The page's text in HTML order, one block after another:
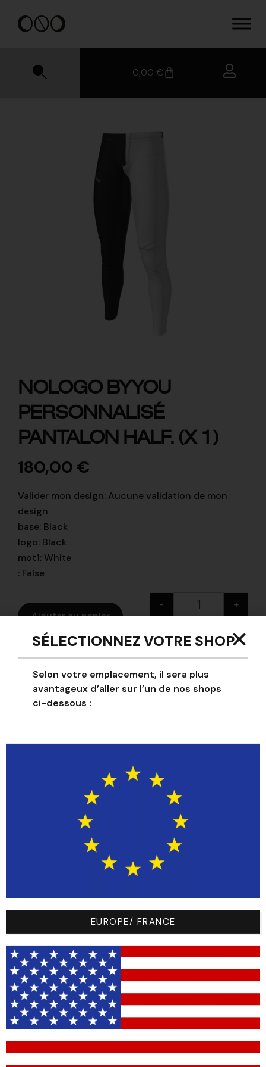
0,00 €
NOLOGO BYYOU
PERSONNALISÉ
PANTALON HALF. (X 1)
180,00 €
Valider mon design: Aucune validation de mon
design
base: Black
logo: Black
mot1: White
: False
-
+
Ajouter au panier
NOLOGO ByYou
Pantalon Half
Personnalisé
https://api.kitbuilder.co.uk/api/quoteimage/e797a3
b3-6c6d-4b2e-a85f-72e447f57b5e.svg?
distributorId=141554126
design
Aucune validation de mon design
base Black (█#1a1a1a)
logo Black (█#1a1a1a)
mot1 White (█#ffffff)
false
SÉLECTIONNEZ VOTRE SHOP
Selon votre emplacement, il sera plus
avantageux d’aller sur l’un de nos shops
ci-dessous :
EUROPE/ FRANCE